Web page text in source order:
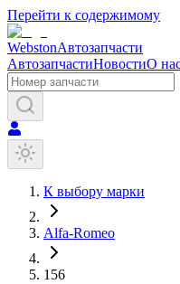
Перейти к содержимому
WebstonАвтозапчасти
АвтозапчастиНовостиО
К выбору марки
Alfa-Romeo
156